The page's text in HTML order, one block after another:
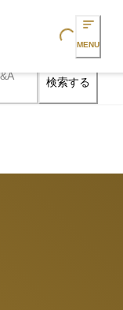
Loading...
MENU
検索する